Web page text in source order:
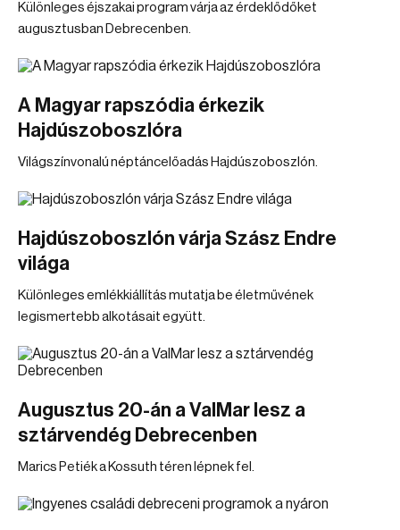
Különleges éjszakai program várja az érdeklődőket
augusztusban Debrecenben.
A Magyar rapszódia érkezik
Hajdúszoboszlóra
Világszínvonalú néptáncelőadás Hajdúszoboszlón.
Hajdúszoboszlón várja Szász Endre
világa
Különleges emlékkiállítás mutatja be életművének
legismertebb alkotásait együtt.
Augusztus 20-án a ValMar lesz a
sztárvendég Debrecenben
Marics Petiék a Kossuth téren lépnek fel.